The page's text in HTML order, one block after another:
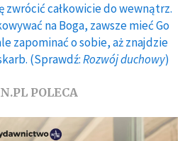
zwrócić całkowicie do wewnątrz.
na Boga, zawsze mieć Go
zapominać o sobie, aż znajdzie
(Sprawdź:Rozwój duchowy)
POLECA